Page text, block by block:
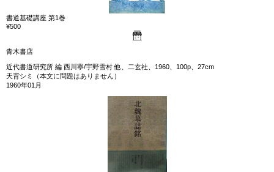
書道基礎講座 第1巻
¥500
青木書店
近代書道研究所 編 西川寧/宇野雪村 他、二玄社、1960、100p、27cm
天背シミ（本文に問題はありません）
1960年01月